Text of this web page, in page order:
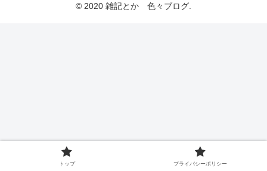
© 2020 雑記とか 色々ブログ.
トップ プライバシーポリシー